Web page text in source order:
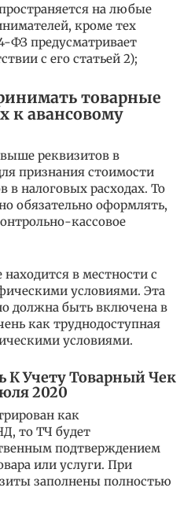
на любые
кроме тех
ФЗ предусматривает
с его статьей 2);
товарные
к авансовому
реквизитов в
признания стоимости
в налоговых расходах. То
обязательно оформлять,
кассовое
в местности с
условиями. Эта
должна быть включена в
как труднодоступная
условиями.
Учету Товарный Чек
2020
как
то ТЧ будет
подтверждением
или услуги. При
заполнены полностью